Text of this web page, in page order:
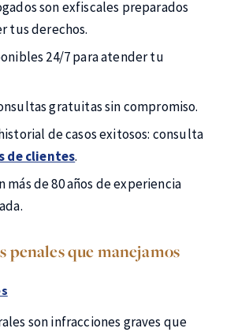
son exfiscales preparados
tus derechos.
24/7 para atender tu
gratuitas sin compromiso.
de casos exitosos: consulta
de clientes.
más de 80 años de experiencia
penales que manejamos
son infracciones graves que